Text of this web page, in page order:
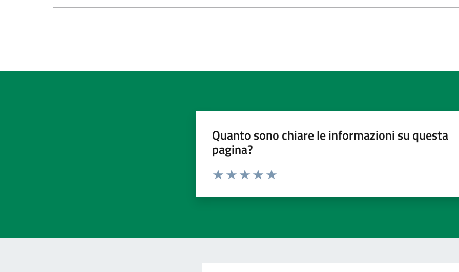
Quanto sono chiare le informazioni su questa
pagina?